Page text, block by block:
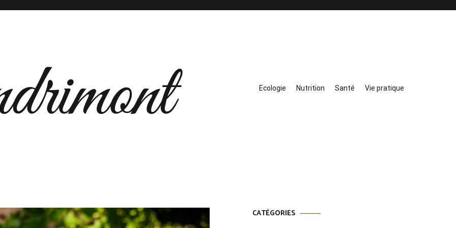
Ecologie Nutrition Santé Vie pratique
CATÉGORIES